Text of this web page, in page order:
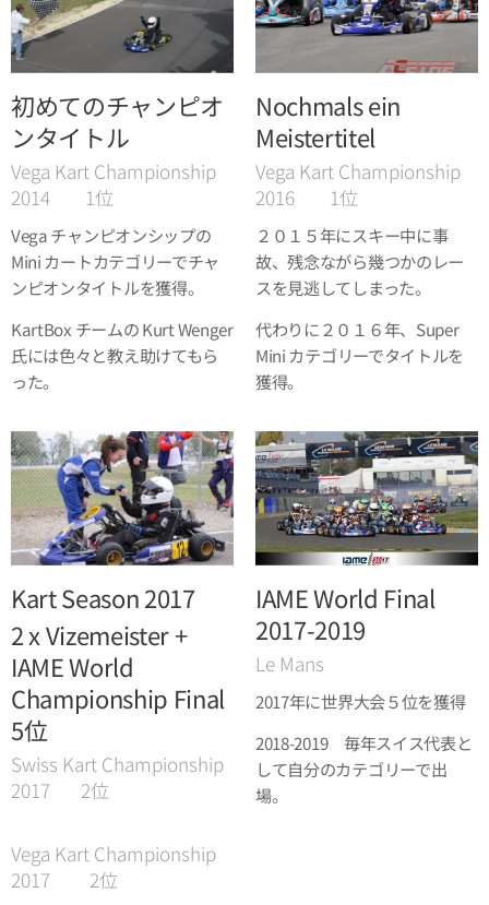
初めてのチャンピオ
ンタイトル
Vega Kart Championship
2014 1位
Vega チャンピオンシップの
Mini カートカテゴリーでチャ
ンピオンタイトルを獲得。
KartBox チームの Kurt Wenger
氏には色々と教え助けてもら
った。
Nochmals ein
Meistertitel
Vega Kart Championship
2016 1位
２０１５年にスキー中に事
故、残念ながら幾つかのレー
スを見逃してしまった。
代わりに２０１６年、Super
Mini カテゴリーでタイトルを
獲得。
Kart Season 2017
2 x Vizemeister +
IAME World
Championship Final
5位
Swiss Kart Championship
2017 2位
Vega Kart Championship
2017 2位
IAME World Final
2017-2019
Le Mans
2017年に世界大会５位を獲得
2018-2019 毎年スイス代表と
して自分のカテゴリーで出
場。